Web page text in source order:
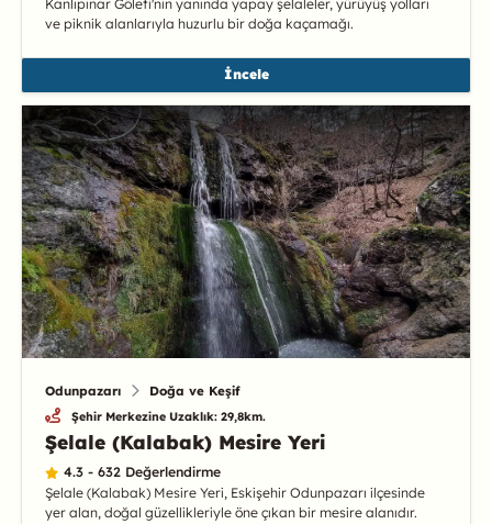
Kanlıpınar Göleti'nin yanında yapay şelaleler, yürüyüş yolları
ve piknik alanlarıyla huzurlu bir doğa kaçamağı.
İncele
Odunpazarı Doğa ve Keşif
Şehir Merkezine Uzaklık: 29,8km.
Şelale (Kalabak) Mesire Yeri
4.3 - 632 Değerlendirme
Şelale (Kalabak) Mesire Yeri, Eskişehir Odunpazarı ilçesinde
yer alan, doğal güzellikleriyle öne çıkan bir mesire alanıdır.